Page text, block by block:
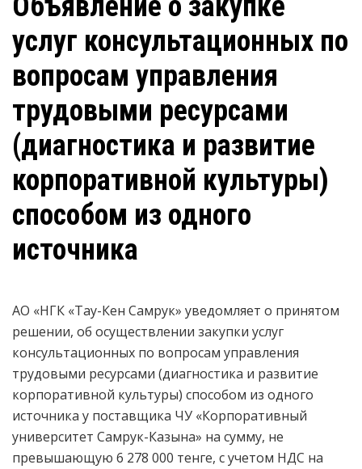
услуг консультационных по
вопросам управления
трудовыми ресурсами
(диагностика и развитие
корпоративной культуры)
способом из одного
источника
АО «НГК «Тау-Кен Самрук» уведомляет о принятом
решении, об осуществлении закупки услуг
консультационных по вопросам управления
трудовыми ресурсами (диагностика и развитие
корпоративной культуры) способом из одного
источника у поставщика ЧУ «Корпоративный
университет Самрук-Казына» на сумму, не
превышающую 6 278 000 тенге, с учетом НДС на